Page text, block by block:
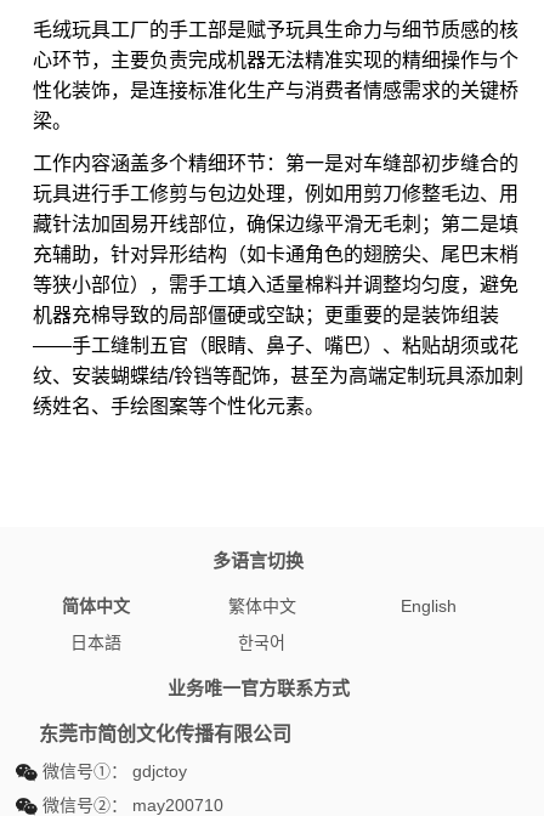
毛绒玩具工厂的手工部是赋予玩具生命力与细节质感的核
心环节，主要负责完成机器无法精准实现的精细操作与个
性化装饰，是连接标准化生产与消费者情感需求的关键桥
梁。
工作内容涵盖多个精细环节：第一是对车缝部初步缝合的
玩具进行手工修剪与包边处理，例如用剪刀修整毛边、用
藏针法加固易开线部位，确保边缘平滑无毛刺；第二是填
充辅助，针对异形结构（如卡通角色的翅膀尖、尾巴末梢
等狭小部位），需手工填入适量棉料并调整均匀度，避免
机器充棉导致的局部僵硬或空缺；更重要的是装饰组装
——手工缝制五官（眼睛、鼻子、嘴巴）、粘贴胡须或花
纹、安装蝴蝶结/铃铛等配饰，甚至为高端定制玩具添加刺
绣姓名、手绘图案等个性化元素。
多语言切换
简体中文 繁体中文
English
日本語
한국어
业务唯一官方联系方式
东莞市简创文化传播有限公司
微信号①： gdjctoy
微信号②： may200710